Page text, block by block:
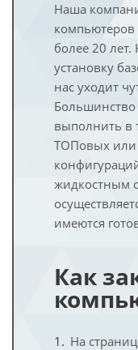
Наша
компьютеров
более 20 лет.
установку
нас уходит
Большинство
выполнить в
ТОПовых или
жидкостным
имеются
Как
На